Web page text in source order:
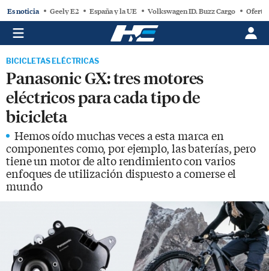
Es noticia Geely E2 España y la UE Volkswagen ID. Buzz Cargo
BICICLETAS ELÉCTRICAS
Panasonic GX: tres motores
eléctricos para cada tipo de
bicicleta
Hemos oído muchas veces a esta marca en
componentes como, por ejemplo, las baterías, pero
tiene un motor de alto rendimiento con varios
enfoques de utilización dispuesto a comerse el
mundo